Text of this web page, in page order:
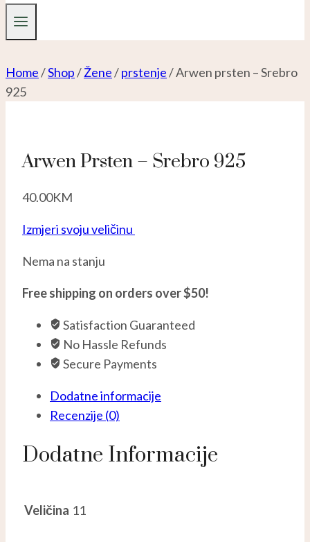
Home/Shop/Žene/prstenje/Arwen prsten – Srebro
925
Arwen Prsten – Srebro 925
40.00KM
Izmjeri svoju veličinu
Nema na stanju
Free shipping on orders over $50!
Satisfaction Guaranteed
No Hassle Refunds
Secure Payments
Dodatne informacije
Recenzije (0)
Dodatne Informacije
Veličina 11